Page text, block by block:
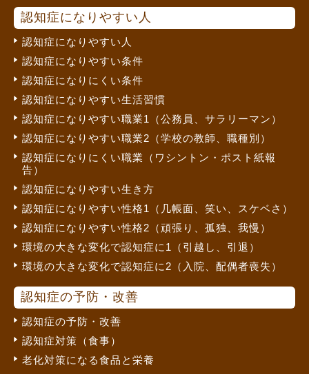
認知症になりやすい人
認知症になりやすい人
認知症になりやすい条件
認知症になりにくい条件
認知症になりやすい生活習慣
認知症になりやすい職業1（公務員、サラリーマン）
認知症になりやすい職業2（学校の教師、職種別）
認知症になりにくい職業（ワシントン・ポスト紙報
告）
認知症になりやすい生き方
認知症になりやすい性格1（几帳面、笑い、スケベさ）
認知症になりやすい性格2（頑張り、孤独、我慢）
環境の大きな変化で認知症に1（引越し、引退）
環境の大きな変化で認知症に2（入院、配偶者喪失）
認知症の予防・改善
認知症の予防・改善
認知症対策（食事）
老化対策になる食品と栄養